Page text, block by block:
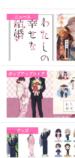
ニュース
ポップアップストア
グッズ